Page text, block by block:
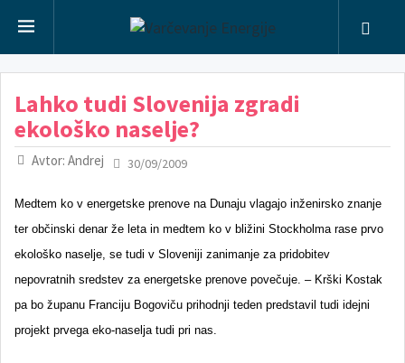
Lahko tudi Slovenija zgradi
ekološko naselje?
Avtor: Andrej 30/09/2009
Medtem ko v energetske prenove na Dunaju vlagajo inženirsko znanje
ter občinski denar že leta in medtem ko v bližini Stockholma rase prvo
ekološko naselje, se tudi v Sloveniji zanimanje za pridobitev
nepovratnih sredstev za energetske prenove povečuje. – Krški Kostak
pa bo županu Franciju Bogoviču prihodnji teden predstavil tudi idejni
projekt prvega eko-naselja tudi pri nas.